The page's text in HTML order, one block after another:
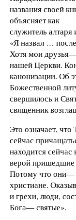
названия своей
объясняет как
служитель алтаря
«Я назвал …
Хотя мои
нашей Церкви.
канонизации. Об
Божественной
свершилось и
священник
Это означает,
сейчас
находится
верой
Потому что они—
христиане.
и грехи, люди,
Бога— святые».